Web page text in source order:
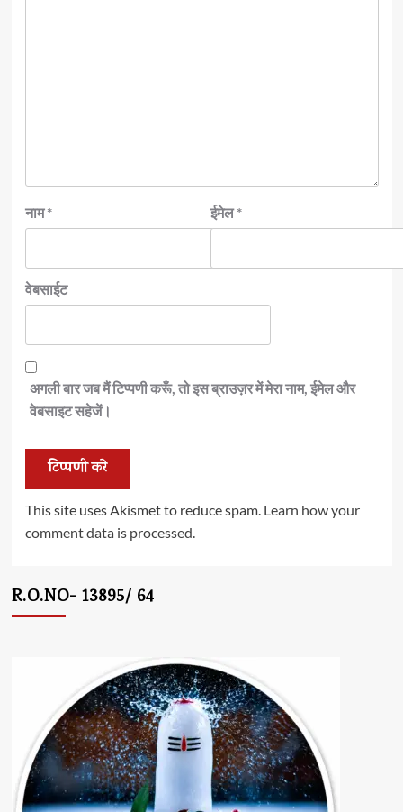
नाम* ईमेल*
वेबसाईट
अगली बार जब मैं टिप्पणी करूँ, तो इस ब्राउज़र में मेरा नाम, ईमेल और
वेबसाइट सहेजें।
This site uses Akismet to reduce spam. Learn how your
comment data is processed.
R.O.NO- 13895/ 64